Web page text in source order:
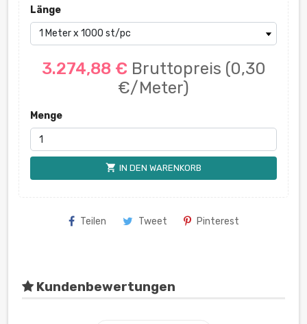
Länge
3.274,88 € Bruttopreis (0,30
€/Meter)
Menge
shopping_cart IN DEN WARENKORB
Teilen Tweet Pinterest
Kundenbewertungen